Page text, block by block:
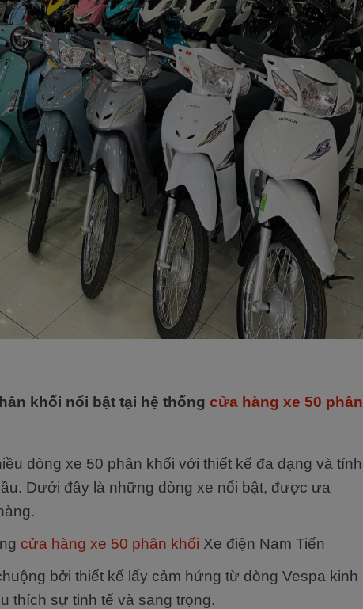
khối nổi bật tại hệ thống cửa hàng xe 50 phân
dòng xe 50 phân khối với thiết kế đa dạng và tính
Dưới đây là những dòng xe nổi bật, được ưa
cửa hàng xe 50 phân khối Xe điện Nam Tiến
bởi thiết kế lấy cảm hứng từ dòng Vespa kinh
thích sự tinh tế và sang trọng.